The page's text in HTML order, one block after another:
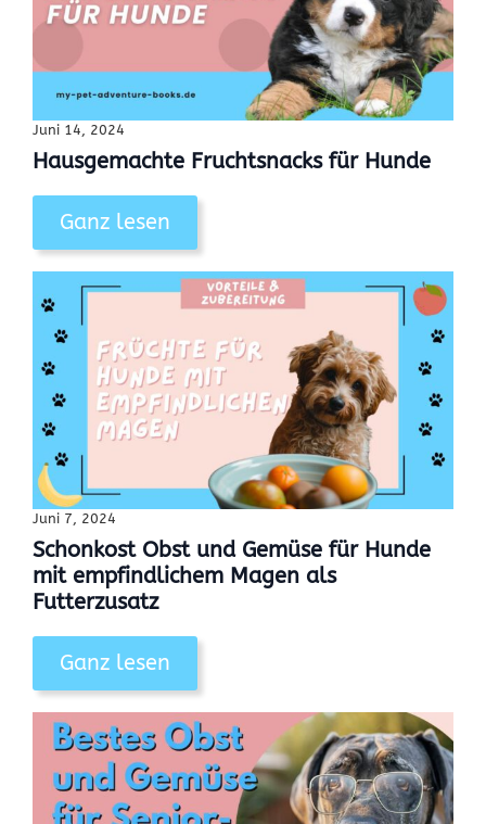
Hausgemachte Fruchtsnacks für Hunde
Juni 14, 2024
Ganz lesen
Schonkost Obst und Gemüse für Hunde
mit empfindlichem Magen als
Futterzusatz
Juni 7, 2024
Ganz lesen